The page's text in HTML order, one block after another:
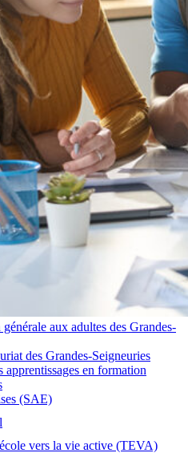
aux adultes des Grandes-
des Grandes-Seigneuries
apprentissages en formation
(SAE)
vers la vie active (TEVA)